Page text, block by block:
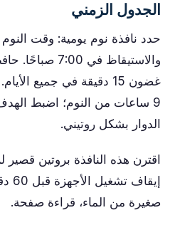
الجدول الزمني
والاستيقاظ في
9 ساعات من النوم؛ اضبط
الدوار بشكل روتيني.
اقترن هذه النافذة بروتين قصير
صغيرة من الماء، قراءة صفحة.